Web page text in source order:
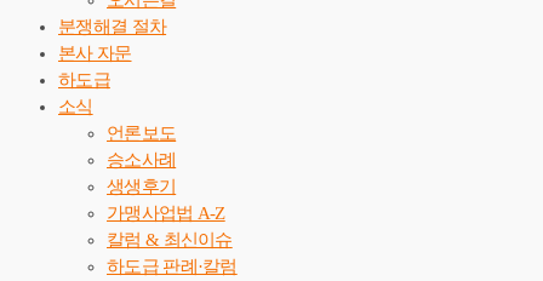
분쟁해결 절차
본사 자문
하도급
소식
언론보도
승소사례
생생후기
가맹사업법 A-Z
칼럼 & 최신이슈
하도급 판례·칼럼